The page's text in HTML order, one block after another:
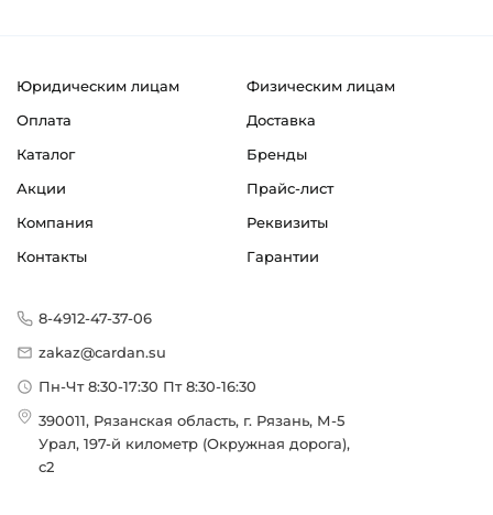
Юридическим лицам
Физическим лицам
Оплата
Доставка
Каталог
Бренды
Акции
Прайс-лист
Компания
Реквизиты
Контакты
Гарантии
8-4912-47-37-06
zakaz@cardan.su
Пн-Чт 8:30-17:30 Пт 8:30-16:30
390011, Рязанская область, г. Рязань, М-5
Урал, 197-й километр (Окружная дорога),
с2